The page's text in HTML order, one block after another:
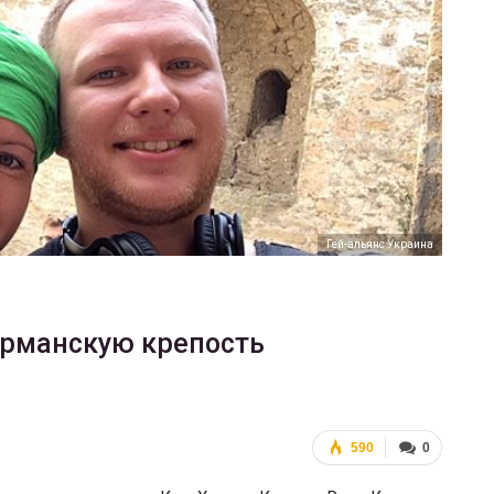
Гей-альянс Украина
крепость
0
590
ФОТО
В Берлине отпраздновали
легализацию гей-браков
ГЕЙ-АЛЬЯНС УКРАИНА Июл 2, 2017 0